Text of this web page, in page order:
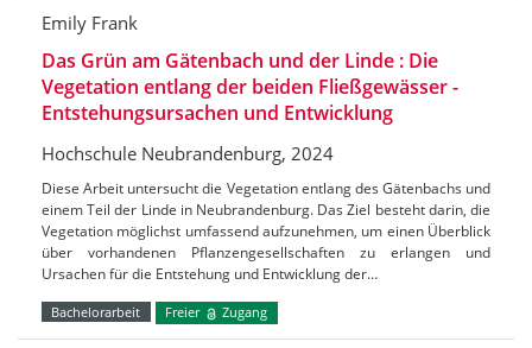
Emily Frank
Das Grün am Gätenbach und der Linde : Die
Vegetation entlang der beiden Fließgewässer -
Entstehungsursachen und Entwicklung
Hochschule Neubrandenburg, 2024
Diese Arbeit untersucht die Vegetation entlang des Gätenbachs und
einem Teil der Linde in Neubrandenburg. Das Ziel besteht darin, die
Vegetation möglichst umfassend aufzunehmen, um einen Überblick
über vorhandenen Pflanzengesellschaften zu erlangen und
Ursachen für die Entstehung und Entwicklung der…
Bachelorarbeit Freier Zugang